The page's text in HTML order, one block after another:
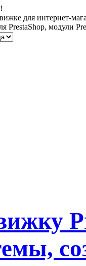
для интернет-
PrestaShop, модули